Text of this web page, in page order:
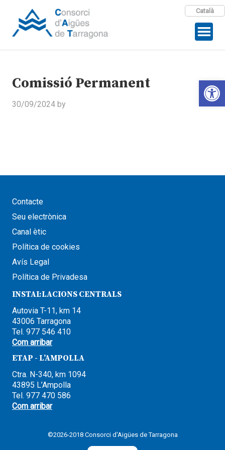
Català
Comissió Permanent
30/09/2024 by
Contacte
Seu electrònica
Canal ètic
Política de cookies
Avís Legal
Política de Privadesa
INSTAL·LACIONS CENTRALS
Autovia T-11, km 14
43006 Tarragona
Tel. 977 546 410
Com arribar
ETAP - L’AMPOLLA
Ctra. N-340, km 1094
43895 L’Ampolla
Tel. 977 470 586
Com arribar
©2026-2018 Consorci d'Aigües de Tarragona